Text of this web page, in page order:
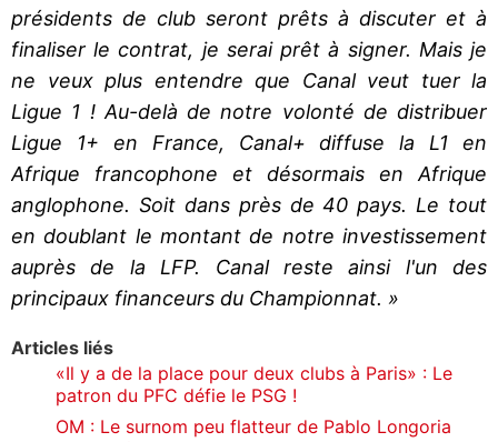
présidents de club seront prêts à discuter et à
finaliser le contrat, je serai prêt à signer. Mais je
ne veux plus entendre que Canal veut tuer la
Ligue 1 ! Au-delà de notre volonté de distribuer
Ligue 1+ en France, Canal+ diffuse la L1 en
Afrique francophone et désormais en Afrique
anglophone. Soit dans près de 40 pays. Le tout
en doublant le montant de notre investissement
auprès de la LFP. Canal reste ainsi l'un des
principaux financeurs du Championnat. »
Articles liés
«Il y a de la place pour deux clubs à Paris» : Le
patron du PFC défie le PSG !
OM : Le surnom peu flatteur de Pablo Longoria